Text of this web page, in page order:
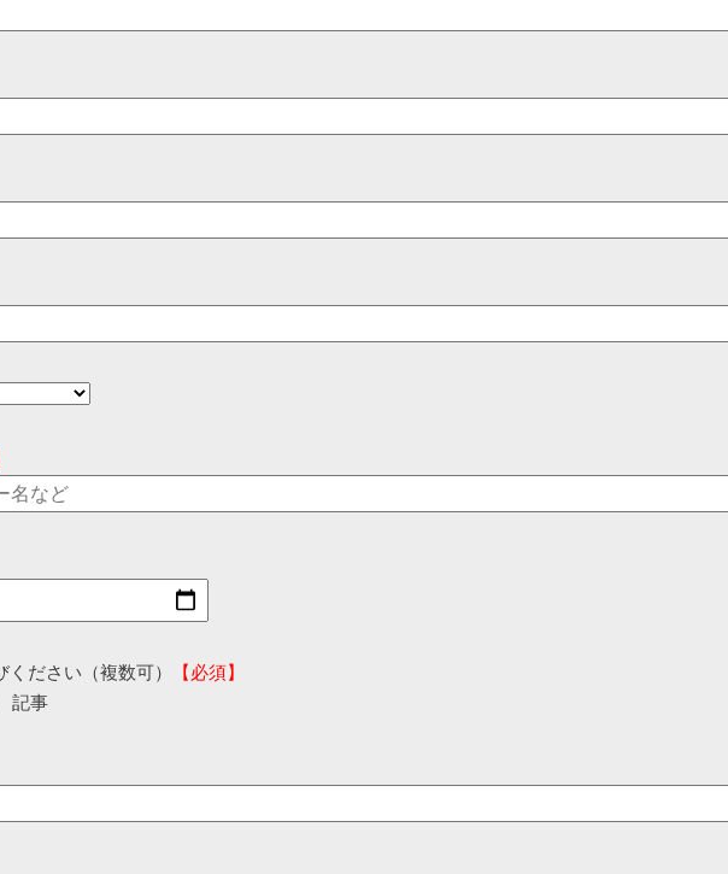
ださい（複数可）
【必須】
記事